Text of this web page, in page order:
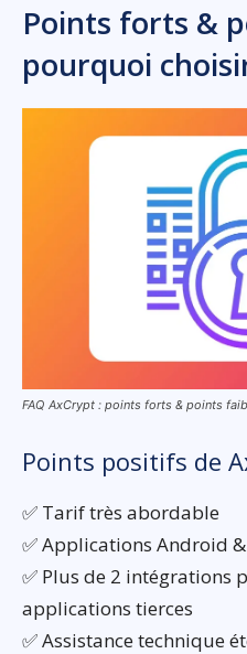
Points forts &
pourquoi
FAQ AxCrypt : points forts & points
Points positifs de
✅ Tarif très abordable
✅ Applications Android
✅ Plus de 2 intégrations
applications tierces
✅ Assistance technique